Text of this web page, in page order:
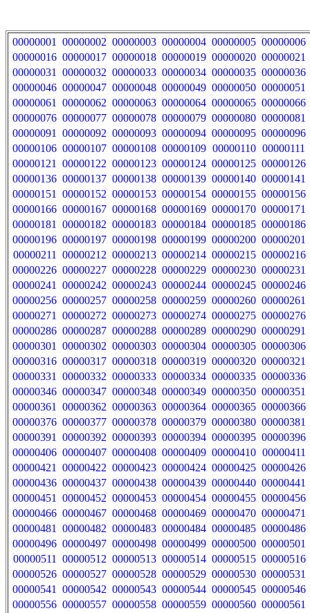
00000001 00000002 00000003 00000004 00000005 00000006
00000016 00000017 00000018 00000019 00000020 00000021
00000031
00000032 00000033 00000034 00000035 00000036
00000046 00000047 00000048 00000049 00000050 00000051
00000061
00000062 00000063 00000064 00000065 00000066
00000076 00000077 00000078 00000079 00000080 00000081
00000091
00000092 00000093 00000094 00000095 00000096
00000106 00000107 00000108 00000109 00000110 00000111
00000121
00000122 00000123 00000124 00000125 00000126
00000136 00000137 00000138 00000139 00000140 00000141
00000151
00000152 00000153 00000154 00000155 00000156
00000166 00000167 00000168 00000169 00000170 00000171
00000181
00000182 00000183 00000184 00000185 00000186
00000196 00000197 00000198 00000199 00000200 00000201
00000211
00000212 00000213 00000214 00000215 00000216
00000226 00000227 00000228 00000229 00000230 00000231
00000241
00000242 00000243 00000244 00000245 00000246
00000256 00000257 00000258 00000259 00000260 00000261
00000271
00000272 00000273 00000274 00000275 00000276
00000286 00000287 00000288 00000289 00000290 00000291
00000301
00000302 00000303 00000304 00000305 00000306
00000316 00000317 00000318 00000319 00000320 00000321
00000331
00000332 00000333 00000334 00000335 00000336
00000346 00000347 00000348 00000349 00000350 00000351
00000361
00000362 00000363 00000364 00000365 00000366
00000376 00000377 00000378 00000379 00000380 00000381
00000391
00000392 00000393 00000394 00000395 00000396
00000406 00000407 00000408 00000409 00000410 00000411
00000421
00000422 00000423 00000424 00000425 00000426
00000436 00000437 00000438 00000439 00000440 00000441
00000451
00000452 00000453 00000454 00000455 00000456
00000466 00000467 00000468 00000469 00000470 00000471
00000481
00000482 00000483 00000484 00000485 00000486
00000496 00000497 00000498 00000499 00000500 00000501
00000511
00000512 00000513 00000514 00000515 00000516
00000526 00000527 00000528 00000529 00000530 00000531
00000541
00000542 00000543 00000544 00000545 00000546
00000556 00000557 00000558 00000559 00000560 00000561